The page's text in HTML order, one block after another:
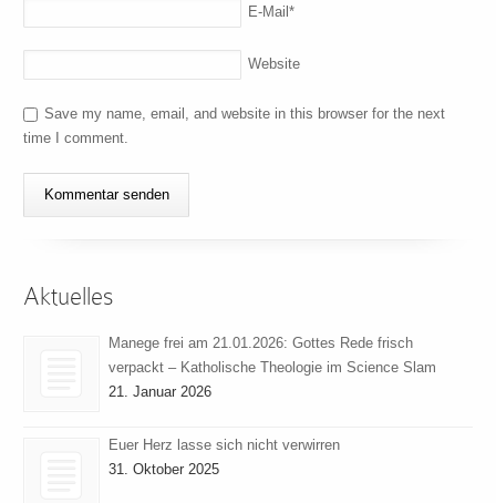
E-Mail*
Website
Save my name, email, and website in this browser for the next
time I comment.
Aktuelles
Manege frei am 21.01.2026: Gottes Rede frisch
verpackt – Katholische Theologie im Science Slam
21. Januar 2026
Euer Herz lasse sich nicht verwirren
31. Oktober 2025